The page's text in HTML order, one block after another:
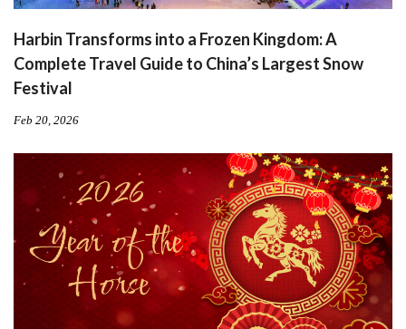
Harbin Transforms into a Frozen Kingdom: A
Complete Travel Guide to China’s Largest Snow
Festival
Feb 20, 2026